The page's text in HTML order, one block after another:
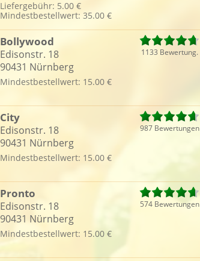
Liefertermin:
sofort
für
Liefergebühr: 5.00 €
Mindestbestellwert: 35.00 €
Bollywood
Edisonstr. 18
90431 Nürnberg
Mindestbestellwert: 15.00 €
1133 Bewertung.
City
Edisonstr. 18
90431 Nürnberg
Mindestbestellwert: 15.00 €
987 Bewertungen
Pronto
Edisonstr. 18
90431 Nürnberg
Mindestbestellwert: 15.00 €
574 Bewertungen